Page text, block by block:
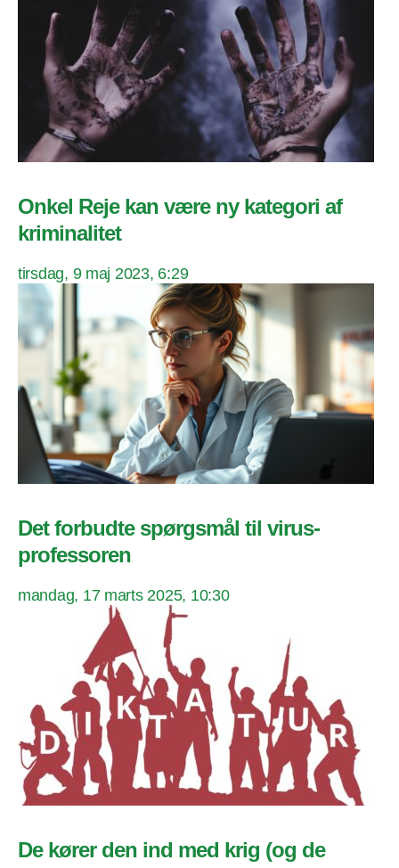
Onkel Reje kan være ny kategori af
kriminalitet
tirsdag, 9 maj 2023, 6:29
Det forbudte spørgsmål til virus-
professoren
mandag, 17 marts 2025, 10:30
De kører den ind med krig (og de